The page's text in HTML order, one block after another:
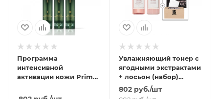
Программа
интенсивной
активации кожи Prime
Activating Program
Увлажняющий тонер с
ягодными экстрактами
+ лосьон (набор)
Tangle Super Berry
Toner + Lotion Set
802руб./шт